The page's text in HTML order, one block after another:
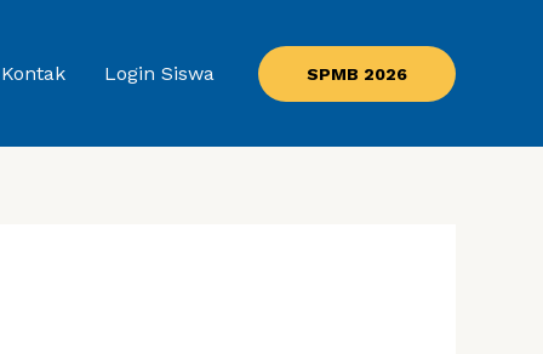
Kontak Login Siswa SPMB 2026